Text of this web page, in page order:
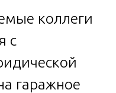
коллеги
с
гаражное